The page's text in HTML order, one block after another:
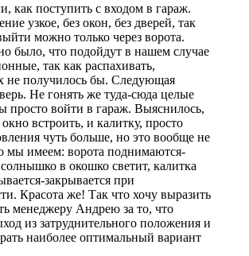
как поступить с входом в гараж.
узкое, без окон, без дверей, так
можно только через ворота.
было, что подойдут в нашем случае
так как распахивать,
не получилось бы. Следующая
Не гонять же туда-сюда целые
просто войти в гараж. Выяснилось,
встроить, и калитку, просто
чуть больше, но это вообще не
мы имеем: ворота поднимаются-
в окошко светит, калитка
закрывается при
Красота же! Так что хочу выразить
менеджеру Андрею за то, что
из затруднительного положения и
наиболее оптимальный вариант